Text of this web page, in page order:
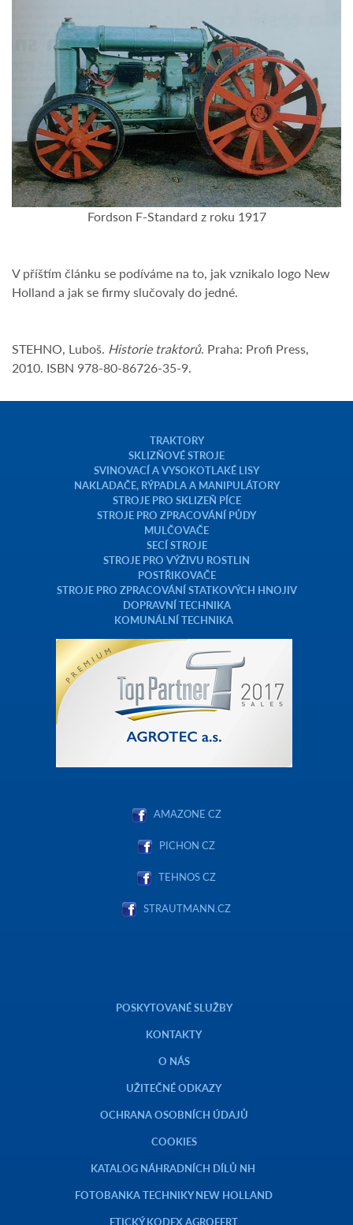
Fordson F-Standard z roku 1917
V příštím článku se podíváme na to, jak vznikalo logo New
Holland a jak se firmy slučovaly do jedné.
STEHNO, Luboš. Historie traktorů. Praha: Profi Press,
2010. ISBN 978-80-86726-35-9.
TRAKTORY
SKLIZŇOVÉ STROJE
SVINOVACÍ A VYSOKOTLAKÉ LISY
NAKLADAČE, RÝPADLA A MANIPULÁTORY
STROJE PRO SKLIZEŇ PÍCE
STROJE PRO ZPRACOVÁNÍ PŮDY
MULČOVAČE
SECÍ STROJE
STROJE PRO VÝŽIVU ROSTLIN
POSTŘIKOVAČE
STROJE PRO ZPRACOVÁNÍ STATKOVÝCH HNOJIV
DOPRAVNÍ TECHNIKA
KOMUNÁLNÍ TECHNIKA
AMAZONE CZ
PICHON CZ
TEHNOS CZ
STRAUTMANN.CZ
POSKYTOVANÉ SLUŽBY
KONTAKTY
O NÁS
UŽITEČNÉ ODKAZY
OCHRANA OSOBNÍCH ÚDAJŮ
COOKIES
KATALOG NÁHRADNÍCH DÍLŮ NH
FOTOBANKA TECHNIKY NEW HOLLAND
ETICKÝ KODEX AGROFERT